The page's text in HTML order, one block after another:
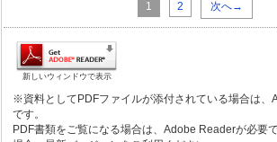
1 2 次へ→
新しいウィンドウで表示
※資料としてPDFファイルが添付されている場合は、
です。
PDF書類をご覧になる場合は、Adobe Readerが必要